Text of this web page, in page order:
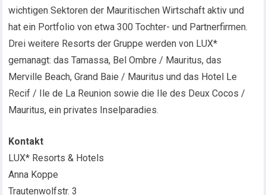
wichtigen Sektoren der Mauritischen Wirtschaft aktiv und
hat ein Portfolio von etwa 300 Tochter- und Partnerfirmen.
Drei weitere Resorts der Gruppe werden von LUX*
gemanagt: das Tamassa, Bel Ombre / Mauritus, das
Merville Beach, Grand Baie / Mauritus und das Hotel Le
Recif / Ile de La Reunion sowie die Ile des Deux Cocos /
Mauritus, ein privates Inselparadies.
Kontakt
LUX* Resorts & Hotels
Anna Koppe
Trautenwolfstr. 3